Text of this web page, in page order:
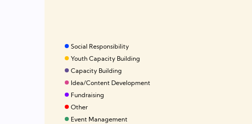
Social Responsibility
Youth Capacity Building
Capacity Building
Idea/Content Development
Fundraising
Other
Event Management